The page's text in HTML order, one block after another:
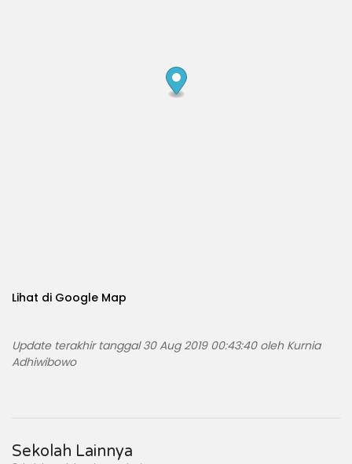
Lihat di Google Map
Update terakhir tanggal 30 Aug 2019 00:43:40 oleh Kurnia
Adhiwibowo
Sekolah Lainnya